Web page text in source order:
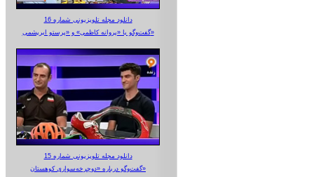
دانلود مجله تلویزیونی شماره 16
گفت‌وگو با «پروانه کاظمی» و «پرستو‌ ابریشمی»
دانلود مجله تلویزیونی شماره 15
گفت‌وگو درباره «دوچرخه‌سواری کوهستان»